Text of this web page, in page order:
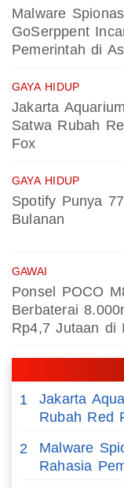
Malware
GoSerppent
Pemerintah di
GAYA HIDUP
Jakarta
Satwa Rubah
Fox
GAYA HIDUP
Spotify Punya
Bulanan
GAWAI
Ponsel POCO
Berbaterai
Rp4,7 Jutaan di
1
Jakarta
Rubah Red
2
Malware
Rahasia